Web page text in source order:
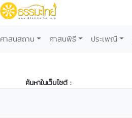
ศาสนสถาน ศาสนพิธี ประเพณี
ค้นหาในเว็บไซต์ :